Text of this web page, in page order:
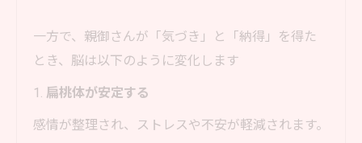
一方で、親御さんが「気づき」と「納得」を得た
とき、脳は以下のように変化します
1. 扁桃体が安定する
感情が整理され、ストレスや不安が軽減されます。